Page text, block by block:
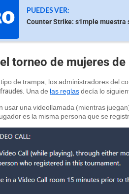
PUEDES VER:
Counter Strike: s1mple muestra
torneo de mujeres
de trampa, los administradores del
. Una de las reglasdecía lo
usar una videollamada (mientras
es la misma persona que se